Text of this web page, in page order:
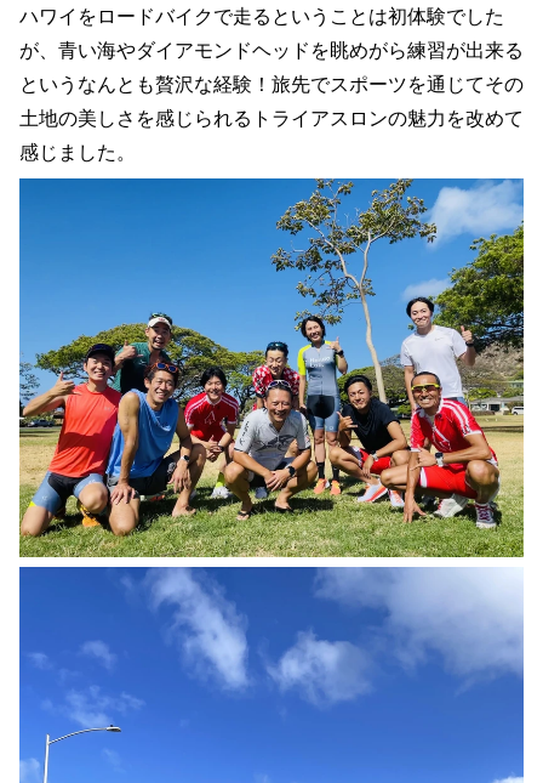
ハワイをロードバイクで走るということは初体験でした
が、青い海やダイアモンドヘッドを眺めがら練習が出来る
というなんとも贅沢な経験！旅先でスポーツを通じてその
土地の美しさを感じられるトライアスロンの魅力を改めて
感じました。